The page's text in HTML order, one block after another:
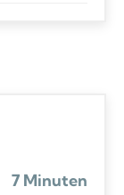
7 Minuten